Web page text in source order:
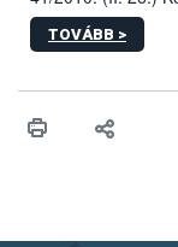
sérülés, illetve
hatósági
vonni az ebek
TOVÁBB >